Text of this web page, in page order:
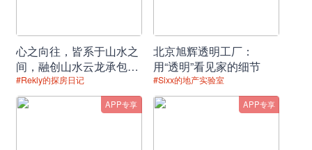
效塑造
所以，就青浦新城自身而言，它的产业能级和宜居属性是双
向受力的，这种良好的结构会带来产业和环境的持续双向发
心之向往，皆系于山水之
间，融创山水云龙承包你
的理想生活
#Rekly的探房日记
北京旭辉透明工厂：
用“透明”看见家的细节
#Sixx的地产实验室
APP专享 APP专享